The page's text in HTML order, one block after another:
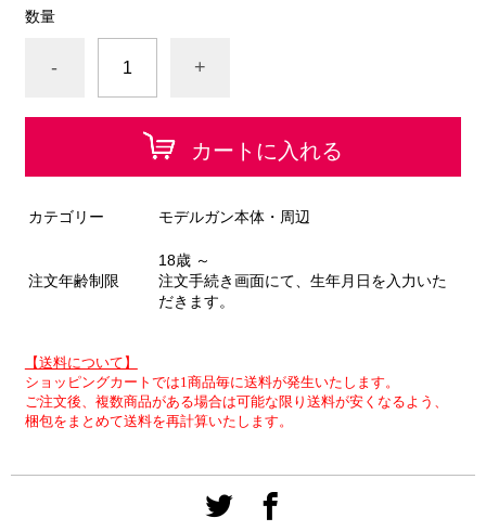
数量
- +
カートに入れる
カテゴリー モデルガン本体・周辺
注文年齢制限
18歳 ～
注文手続き画面にて、生年月日を入力いた
だきます。
【送料について】
ショッピングカートでは1商品毎に送料が発生いたします。
ご注文後、複数商品がある場合は可能な限り送料が安くなるよう、
梱包をまとめて送料を再計算いたします。